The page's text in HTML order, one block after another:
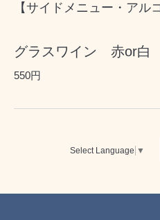
【サイドメニュー・アル
グラスワイン 赤or白
550円
Select Language ▼